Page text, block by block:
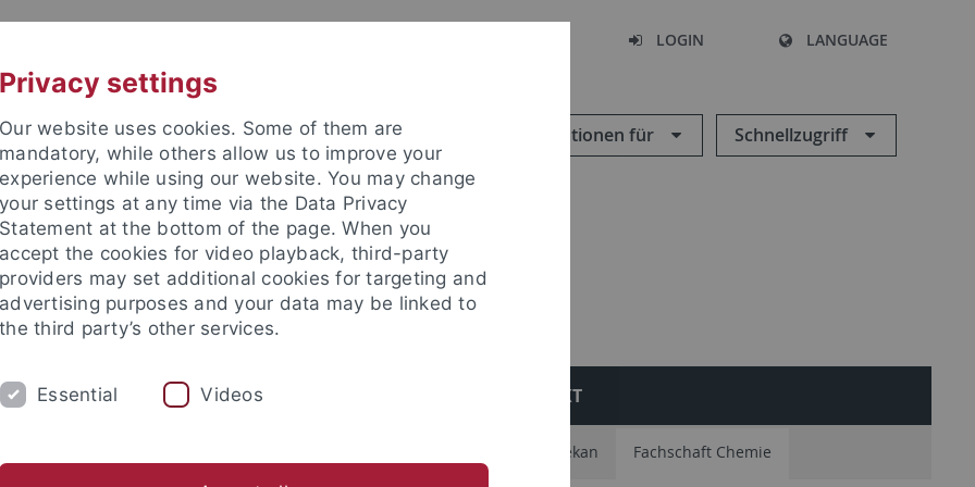
LOGIN LANGUAGE
Informationen für Schnellzugriff
FORSCHUNG KONTAKT
Studiendekan Fachschaft Chemie
Privacy settings
Our website uses cookies. Some of them are
mandatory, while others allow us to improve your
experience while using our website. You may change
your settings at any time via the Data Privacy
Statement at the bottom of the page. When you
accept the cookies for video playback, third-party
providers may set additional cookies for targeting and
advertising purposes and your data may be linked to
the third party’s other services.
Essential Videos